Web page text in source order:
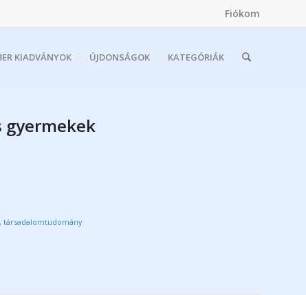
Fiókom
KIADVÁNYOK ÚJDONSÁGOK KATEGÓRIÁK
gyermekek
társadalomtudomány